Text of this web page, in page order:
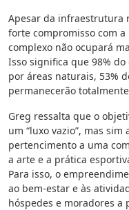
Apesar da infraestrutura
forte compromisso com
complexo não ocupará
Isso significa que 98%
por áreas naturais, 53%
permanecerão
Greg ressalta que o
um “luxo vazio”, mas
pertencimento a uma
a arte e a prática
Para isso, o
ao bem-estar e às
hóspedes e moradores